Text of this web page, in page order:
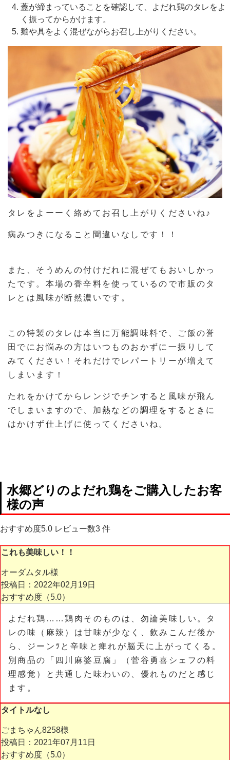
蓋が締まっていることを確認して、よだれ鶏のタレをよ
く振ってからかけます。
麺や具をよく混ぜながらお召し上がりください。
タレをよーーく絡めてお召し上がりくださいね♪
病みつきになること間違いなしです！！
また、そうめんの付けだれに混ぜてもおいしかっ
たです。本場の香辛料を使っているので市販のタ
レとは風味が断然濃いです。
この特製のタレは本当に万能調味料で、ご飯の誉
田でにお悩みの方はいつものおかずに一振りして
みてください！それだけでレパートリーが増えて
しまいます！
たれをかけてからレンジでチンすると風味が飛ん
でしまいますので、加熱などの調理をするときに
はかけず仕上げに使ってくださいね。
水郷どりのよだれ鶏をご購入したお客
様の声
おすすめ度5.0 レビュー数3 件
これも美味しい！！
オーダムタル様
投稿日：2022年02月19日
おすすめ度（5.0）
よだれ鶏……鶏肉そのものは、勿論美味しい。タ
レの味（麻辣）は甘味が少なく、飲みこんだ後か
ら、ジーンﾂと辛味と痺れが脳天に上がってくる。
別商品の「四川麻婆豆腐」（菅谷勇喜シェフの料
理感覚）と共通した味わいの、優れものだと感じ
ます。
タイトルなし
ごまちゃん8258様
投稿日：2021年07月11日
おすすめ度（5.0）